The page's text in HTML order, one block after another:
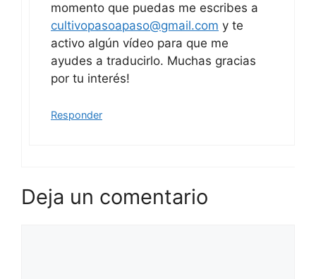
momento que puedas me escribes a
cultivopasoapaso@gmail.com y te
activo algún vídeo para que me
ayudes a traducirlo. Muchas gracias
por tu interés!
Responder
Deja un comentario